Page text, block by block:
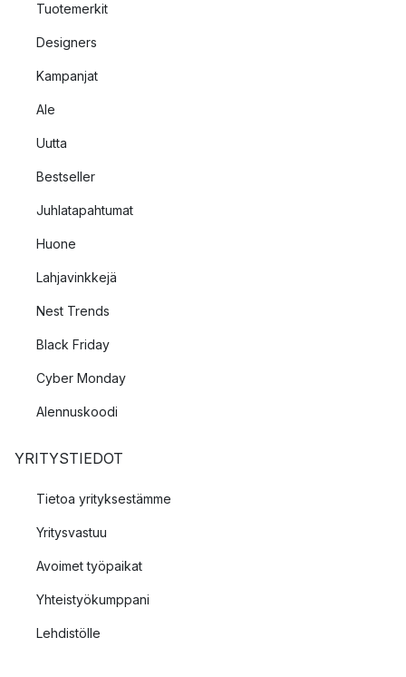
Tuotemerkit
Designers
Kampanjat
Ale
Uutta
Bestseller
Juhlatapahtumat
Huone
Lahjavinkkejä
Nest Trends
Black Friday
Cyber Monday
Alennuskoodi
YRITYSTIEDOT
Tietoa yrityksestämme
Yritysvastuu
Avoimet työpaikat
Yhteistyökumppani
Lehdistölle